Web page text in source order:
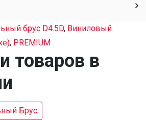
брус D4.5D, Виниловый
, PREMIUM
товаров в
Брус